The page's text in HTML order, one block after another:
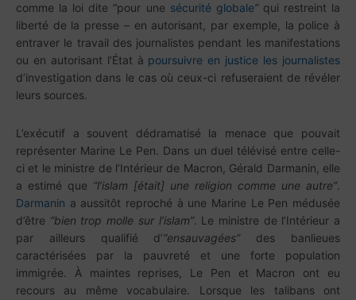
comme la loi dite “pour une sécurité globale”qui restreint la
liberté de la presse – en autorisant, par exemple, la police à
entraver le travail des journalistes pendant les manifestations
ou en autorisant l’État à poursuivre en justice les journalistes
d’investigation dans le cas où ceux-ci refuseraient de révéler
leurs sources.
L’exécutif a souvent dédramatisé la menace que pouvait
représenter Marine Le Pen. Dans un duel télévisé entre celle-
ci et le ministre de l’Intérieur de Macron, Gérald Darmanin, elle
a estimé que “l’islam [était] une religion comme une autre”.
Darmanin a aussitôt reproché à une Marine Le Pen médusée
d’être “bien trop molle sur l’islam”. Le ministre de l’Intérieur a
par ailleurs qualifié d’“ensauvagées”des banlieues
caractérisées par la pauvreté et une forte population
immigrée. À maintes reprises, Le Pen et Macron ont eu
recours au même vocabulaire. Lorsque les talibans ont